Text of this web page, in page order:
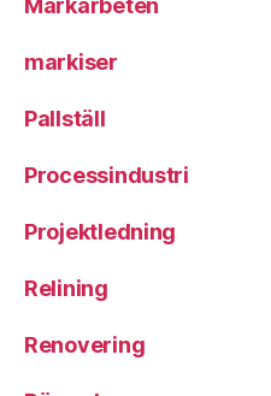
Markarbeten
markiser
Pallställ
Processindustri
Projektledning
Relining
Renovering